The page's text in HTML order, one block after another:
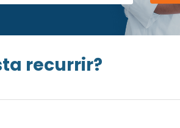
recurrir?